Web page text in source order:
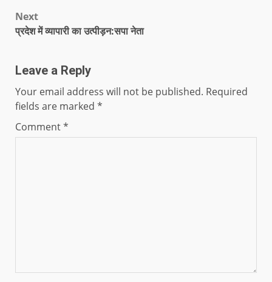
Next
प्रदेश में व्यापारी का उत्पीड़न:सपा नेता
Leave a Reply
Your email address will not be published. Required
fields are marked *
Comment*